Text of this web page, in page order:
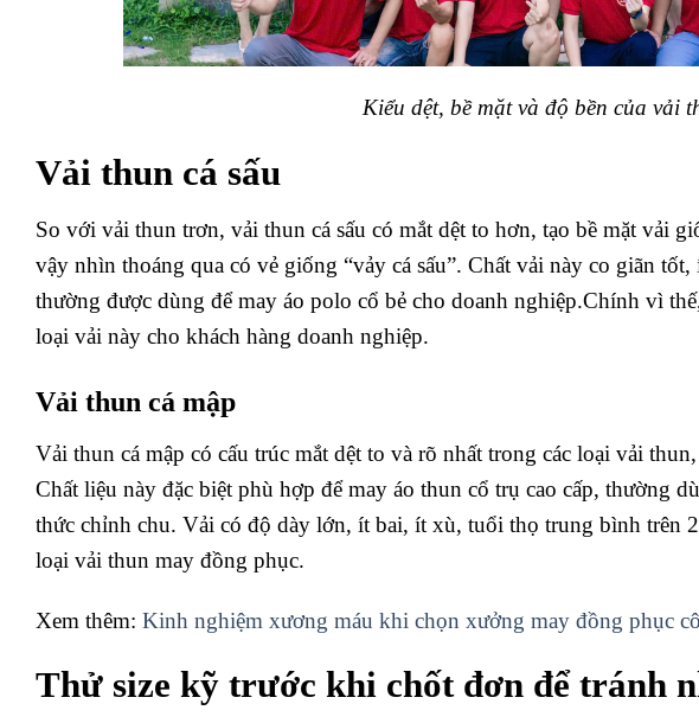
Kiểu dệt, bề mặt và độ bền của vải
Vải thun cá sấu
So với vải thun trơn, vải thun cá sấu có mắt dệt to hơn, tạo bề mặt vải
vậy nhìn thoáng qua có vẻ giống “vảy cá sấu”. Chất vải này co giãn
thường được dùng để may áo polo cổ bẻ cho doanh nghiệp.Chính vì
loại vải này cho khách hàng doanh nghiệp.
Vải thun cá mập
Vải thun cá mập có cấu trúc mắt dệt to và rõ nhất trong các loại vải
Chất liệu này đặc biệt phù hợp để may áo thun cổ trụ cao cấp, thường
thức chỉnh chu. Vải có độ dày lớn, ít bai, ít xù, tuổi thọ trung bình trên
loại vải thun may đồng phục.
Xem thêm: Kinh nghiệm xương máu khi chọn xưởng may đồng phục
Thử size kỹ trước khi chốt đơn để tránh